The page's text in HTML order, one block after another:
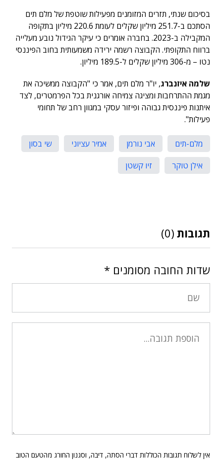
בסיכום שנתי, תזרים המזומנים מפעילות שוטפת של מלם תים
הסתכם ב-251.7 מיליון שקלים לעומת 220.6 מיליון בתקופה
המקבילה ב-2023. בחברה אומרים כי עיקר הגידול נובע מעלייה
ברווח התקופתי. הקבוצה רשמה ירידה משמעותית בחוב הפיננסי
נטו – מ-306 מיליון שקלים ל-189.5 מיליון.
שלמה איזנברג, יו"ר מלם תים, אמר כי "הקבוצה ממשיכה את
מגמת ההתרחבות ומציגה צמיחה אורגנית בכל הפרמטרים, לצד
איתנות פיננסית גבוהה ופיזור עסקי במגוון רחב של תחומי
פעילות".
מלם-תים אבי נורמן אמיר עציוני
שי בסון
אילן טוקר
זיו קשטן
תגובות (0)
שדות החובה מסומנים *
אין לשלוח תגובות הכוללות דברי הסתה, דיבה, וסגנון החורג מהטעם הטוב